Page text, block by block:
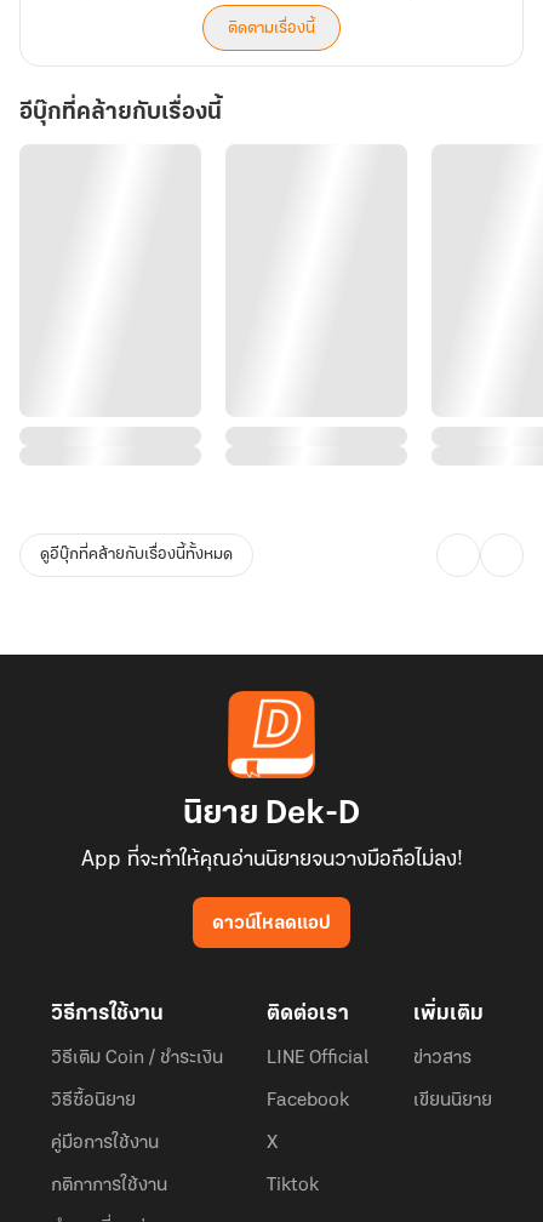
ติดตามเรื่องนี้
อีบุ๊กที่คล้ายกับเรื่องนี้
ดูอีบุ๊กที่คล้ายกับเรื่องนี้ทั้งหมด
นิยาย Dek-D
App ที่จะทำให้คุณอ่านนิยายจนวางมือถือไม่ลง!
ดาวน์โหลดแอป
วิธีการใช้งาน
วิธีเติม Coin / ชำระเงิน
วิธีซื้อนิยาย
คู่มือการใช้งาน
กติกาการใช้งาน
ติดต่อเรา
LINE Official
Facebook
X
Tiktok
เพิ่มเติม
ข่าวสาร
เขียนนิยาย